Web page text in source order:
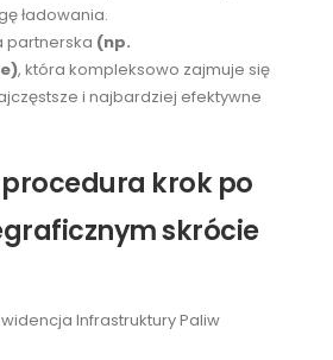
ładowania.
partnerska (np.
, która kompleksowo zajmuje się
i najbardziej efektywne
krok po
skrócie
Infrastruktury Paliw